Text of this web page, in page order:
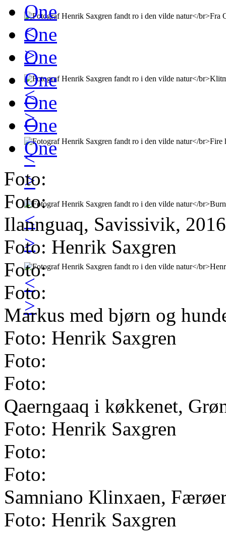
<
>
<
>
<
>
<
>
<
>
One
One
One
One
One
One
One
Foto:
Foto:
Ilannguaq, Savissivik, 2016
Foto: Henrik Saxgren
Foto:
Foto:
Markus med bjørn og
Foto: Henrik Saxgren
Foto:
Foto:
Qaerngaaq i køkkenet,
Foto: Henrik Saxgren
Foto:
Foto:
Samniano Klinxaen,
Foto: Henrik Saxgren